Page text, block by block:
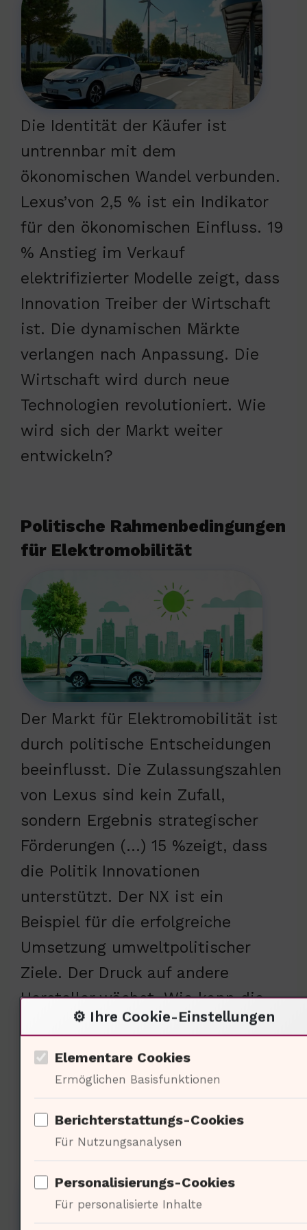
Die Identität der Käufer ist
untrennbar mit dem
ökonomischen Wandel verbunden.
Lexus’von 2,5 % ist ein Indikator
für den ökonomischen Einfluss. 19
% Anstieg im Verkauf
elektrifizierter Modelle zeigt, dass
Innovation Treiber der Wirtschaft
ist. Die dynamischen Märkte
verlangen nach Anpassung. Die
Wirtschaft wird durch neue
Technologien revolutioniert. Wie
wird sich der Markt weiter
entwickeln?
Politische Rahmenbedingungen
für Elektromobilität
Der Markt für Elektromobilität ist
durch politische Entscheidungen
beeinflusst. Die Zulassungszahlen
von Lexus sind kein Zufall,
sondern Ergebnis strategischer
Förderungen (…) 15 %zeigt, dass
die Politik Innovationen
unterstützt. Der NX ist ein
Beispiel für die erfolgreiche
Umsetzung umweltpolitischer
Ziele. Der Druck auf andere
Hersteller wächst. Wie kann die
Politik die Transformation weiter
unterstützen?
Der Einfluss der Musik auf die
Automobilkultur
⚙️ Ihre Cookie-Einstellungen
Elementare Cookies
Ermöglichen Basisfunktionen
Berichterstattungs-Cookies
Für Nutzungsanalysen
Personalisierungs-Cookies
Für personalisierte Inhalte